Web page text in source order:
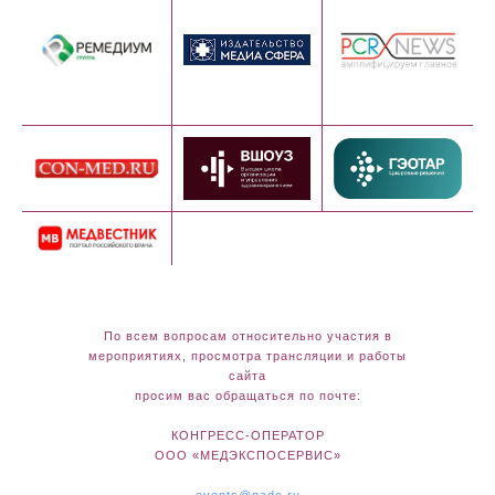
По всем вопросам относительно участия в
мероприятиях, просмотра трансляции и работы
сайта
просим вас обращаться по почте:
КОНГРЕСС-ОПЕРАТОР
ООО «МЕДЭКСПОСЕРВИС»